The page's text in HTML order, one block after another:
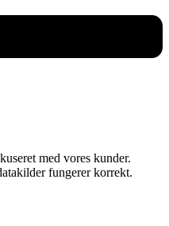
med vores kunder.
fungerer korrekt.